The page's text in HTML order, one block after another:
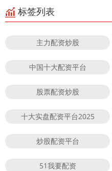
标签列表
主力配资炒股
中国十大配资平台
股票配资炒股
十大实盘配资平台2025
炒股配资平台
51我要配资